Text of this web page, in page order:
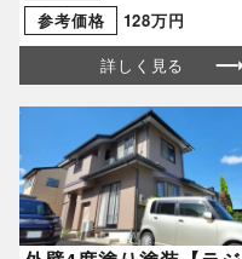
参考価格
128万円
詳しく見る